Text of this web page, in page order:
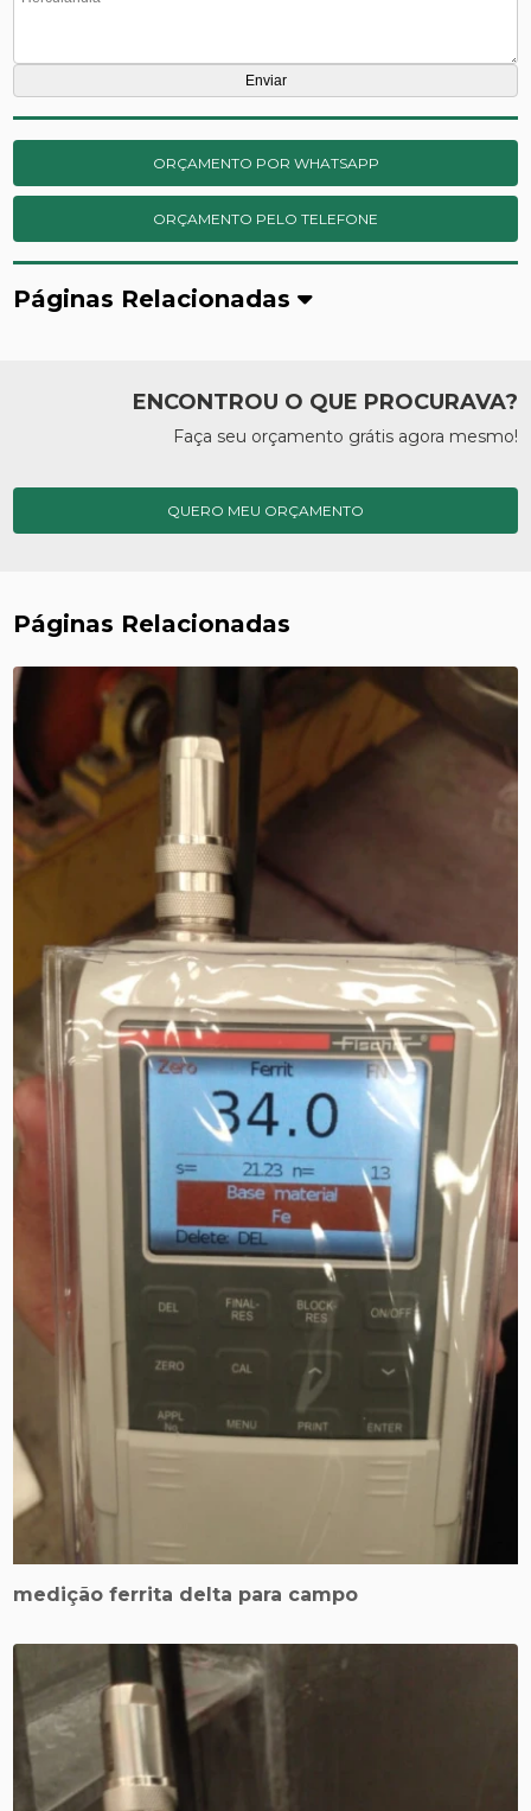
ORÇAMENTO POR WHATSAPP
ORÇAMENTO PELO TELEFONE
Páginas Relacionadas
ENCONTROU O QUE PROCURAVA?
Faça seu orçamento grátis agora mesmo!
QUERO MEU ORÇAMENTO
Páginas Relacionadas
medição ferrita delta para campo